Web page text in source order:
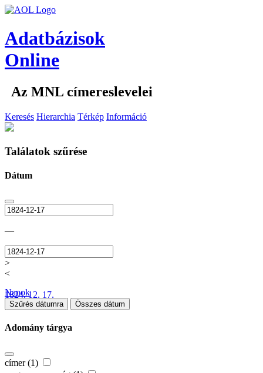
Adatbázisok
Online
Az MNL címereslevelei
Keresés Hierarchia Térkép Információ
Találatok szűrése
Dátum
—
>
<
1824. 12. 17.
Napok
Szűrés dátumra Összes dátum
Adomány tárgya
címer (1)